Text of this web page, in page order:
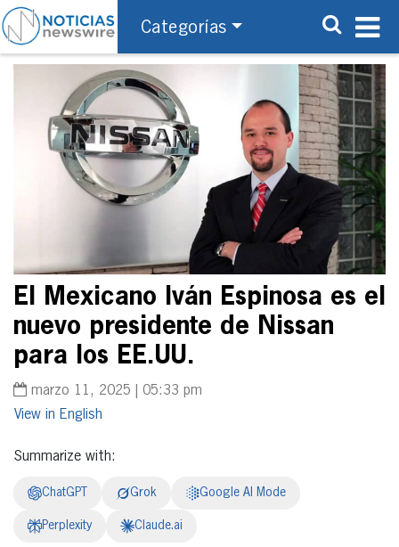
Categorías
El Mexicano Iván Espinosa es el
nuevo presidente de Nissan
para los EE.UU.
marzo 11, 2025 | 05:33 pm
English
Summarize with:
ChatGPT Grok Google AI Mode
Perplexity Claude.ai